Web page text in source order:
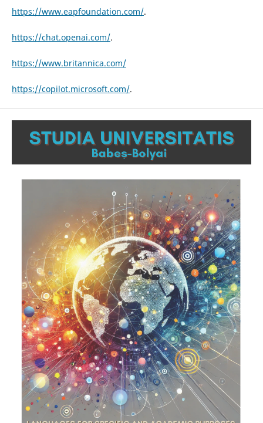
https://www.eapfoundation.com/.
https://chat.openai.com/.
https://www.britannica.com/
https://copilot.microsoft.com/.